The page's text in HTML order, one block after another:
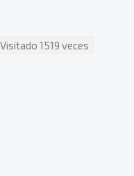
Visitado 1519 veces